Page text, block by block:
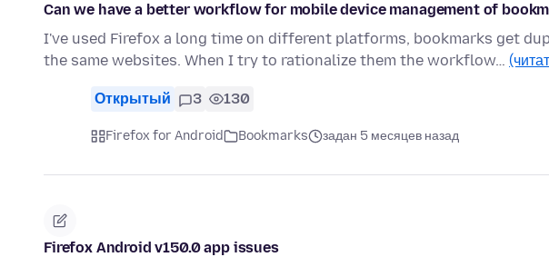
Can we have a better workflow for mobile device management of
I've used Firefox a long time on different platforms, bookmarks get
the same websites. When I try to rationalize them the workflow…
Открытый 3 130
Firefox for Android Bookmarks задан 5 месяцев назад
Firefox Android v150.0 app issues